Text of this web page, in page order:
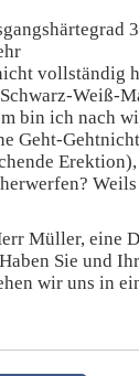
vollständig
Weiß-
bin ich nach
Geht-
Müller, eine
Sie und
wir uns in